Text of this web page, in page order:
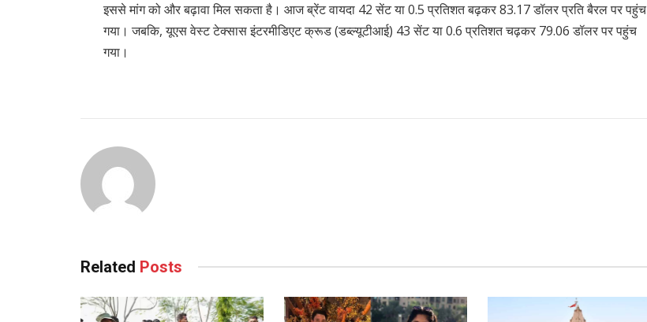
इससे मांग को और बढ़ावा मिल सकता है। आज ब्रेंट वायदा 42 सेंट या 0.5 प्रतिशत बढ़कर 83.17 डॉलर प्रति बैरल पर पहुंच
गया। जबकि, यूएस वेस्ट टेक्सास इंटरमीडिएट क्रूड (डब्ल्यूटीआई) 43 सेंट या 0.6 प्रतिशत चढ़कर 79.06 डॉलर पर पहुंच
गया।
Related Posts